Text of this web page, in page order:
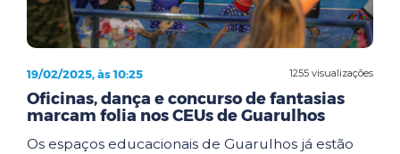
1255 visualizações
19/02/2025, às 10:25
Oficinas, dança e concurso de fantasias
marcam folia nos CEUs de Guarulhos
Os espaços educacionais de Guarulhos já estão